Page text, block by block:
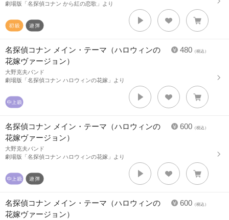
劇場版「名探偵コナン から紅の恋歌」より
480 （税込）
名探偵コナン メイン・テーマ（ハロウィンの
花嫁ヴァージョン）
大野克夫バンド
劇場版「名探偵コナン ハロウィンの花嫁」より
600 （税込）
名探偵コナン メイン・テーマ（ハロウィンの
花嫁ヴァージョン）
大野克夫バンド
劇場版「名探偵コナン ハロウィンの花嫁」より
600 （税込）
名探偵コナン メイン・テーマ（ハロウィンの
花嫁ヴァージョン）